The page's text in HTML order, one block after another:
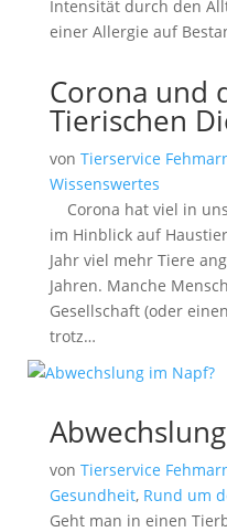
Intensität durch den
einer Allergie auf
Corona und
Tierischen
von Tierservice
Wissenswertes
Corona hat viel in
im Hinblick auf
Jahr viel mehr Tiere
Jahren. Manche
Gesellschaft (oder
trotz…
von Tierservice
Gesundheit, Rund um
Geht man in einen